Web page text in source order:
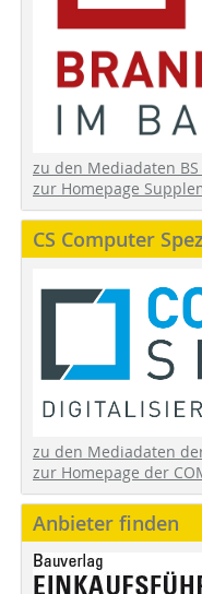
zu den Mediadaten BS
zur Homepage
CS Computer
zu den Mediadaten der
zur Homepage der
Anbieter finden